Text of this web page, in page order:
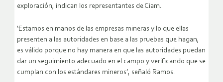
exploración, indican los representantes de Ciam.
‘Estamos en manos de las empresas mineras y lo que ellas
presenten a las autoridades en base a las pruebas que hagan,
es válido porque no hay manera en que las autoridades puedan
dar un seguimiento adecuado en el campo y verificando que se
cumplan con los estándares mineros’, señaló Ramos.